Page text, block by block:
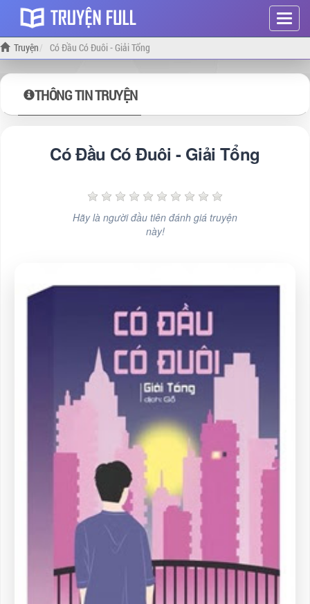
Hiện
menu
Truyện Có Đầu Có Đuôi - Giải Tổng
THÔNG TIN TRUYỆN
Có Đầu Có Đuôi - Giải Tổng
Hãy là người đầu tiên đánh giá truyện
này!